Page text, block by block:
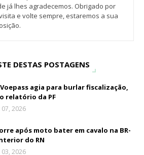
já lhes agradecemos. Obrigado por
e volte sempre, estaremos a sua
DESTAS POSTAGENS
Voepass agia para burlar fiscalização,
relatório da PF
2026
após moto bater em cavalo na BR-
do RN
2026